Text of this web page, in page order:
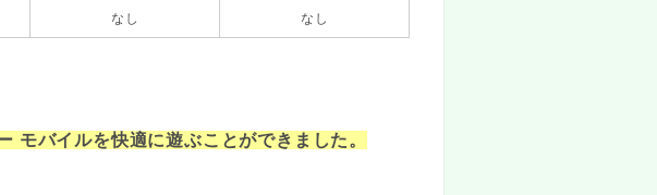
なし なし
モバイルを快適に遊ぶことができました。